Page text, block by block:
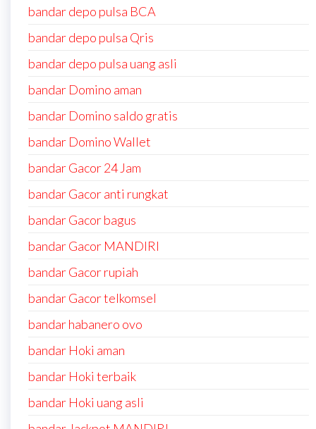
bandar depo pulsa BCA
bandar depo pulsa Qris
bandar depo pulsa uang asli
bandar Domino aman
bandar Domino saldo gratis
bandar Domino Wallet
bandar Gacor 24 Jam
bandar Gacor anti rungkat
bandar Gacor bagus
bandar Gacor MANDIRI
bandar Gacor rupiah
bandar Gacor telkomsel
bandar habanero ovo
bandar Hoki aman
bandar Hoki terbaik
bandar Hoki uang asli